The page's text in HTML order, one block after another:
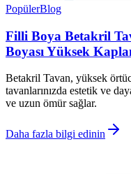
PopülerBlog
Filli Boya Betakril
Boyası Yüksek
Betakril Tavan, yüksek
tavanlarınızda estetik ve
ve uzun ömür sağlar.
Daha fazla bilgi edinin